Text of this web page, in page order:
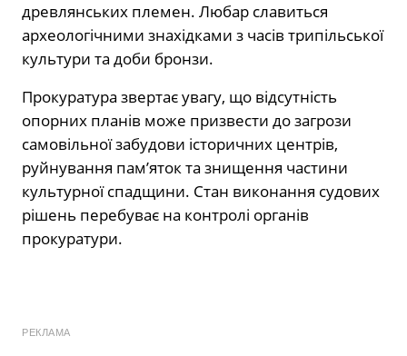
древлянських племен. Любар славиться
археологічними знахідками з часів трипільської
культури та доби бронзи.
Прокуратура звертає увагу, що відсутність
опорних планів може призвести до загрози
самовільної забудови історичних центрів,
руйнування пам’яток та знищення частини
культурної спадщини. Стан виконання судових
рішень перебуває на контролі органів
прокуратури.
РЕКЛАМА